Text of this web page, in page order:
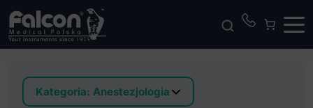
Kategoria: Anestezjologia